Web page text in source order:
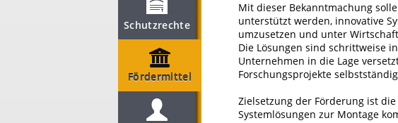
Schutzrechte
Fördermittel
Mit dieser Bekanntmachung
unterstützt werden, innovative
umzusetzen und unter
Die Lösungen sind schrittweise
Unternehmen in die Lage
Forschungsprojekte
Zielsetzung der Förderung ist
Systemlösungen zur Montage